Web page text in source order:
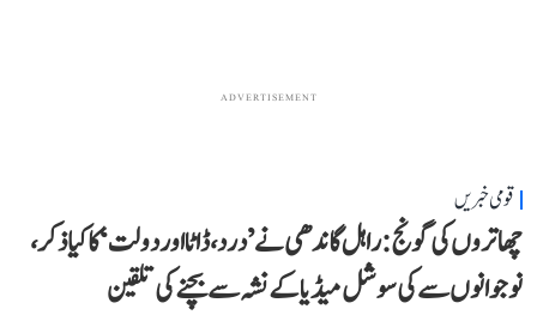
ADVERTISEMENT
قومی خبریں
چھاتروں کی گونج: راہل گاندھی نے ’درد، ڈاٹا اور دولت‘ کا کیا ذکر،
نوجوانوں سے کی سوشل میڈیا کے نشہ سے بچنے کی تلقین